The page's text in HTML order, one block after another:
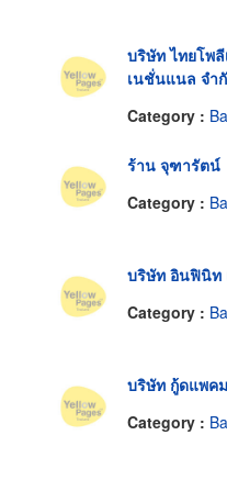
บริษัท ไทยโพ
เนชั่นแนล จำ
Category :
ร้าน จุฑารัตน์
Category :
บริษัท อินฟินิท
Category :
บริษัท กู้ดแพค
Category :